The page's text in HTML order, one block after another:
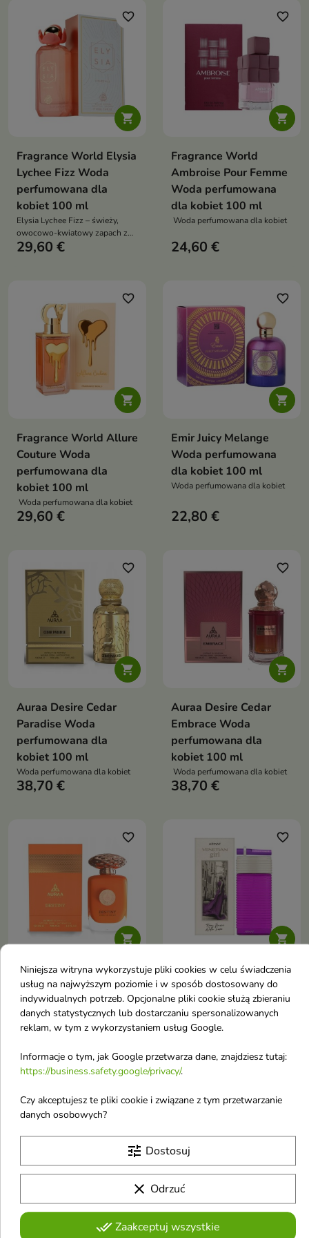

favorite_border
Fragrance World Elysia
Lychee Fizz Woda
perfumowana dla
kobiet 100 ml
Elysia Lychee Fizz – świeży,
owocowo-kwiatowy zapach z
nutą liczi, który łączy soczystą
29,60 €

favorite_border
Fragrance World
Ambroise Pour Femme
Woda perfumowana
dla kobiet 100 ml
Woda perfumowana dla kobiet
24,60 €

favorite_border
Fragrance World Allure
Couture Woda
perfumowana dla
kobiet 100 ml
Woda perfumowana dla kobiet
29,60 €

favorite_border
Emir Juicy Melange
Woda perfumowana
dla kobiet 100 ml
Woda perfumowana dla kobiet
22,80 €

favorite_border
Auraa Desire Cedar
Paradise Woda
perfumowana dla
kobiet 100 ml
Woda perfumowana dla kobiet
38,70 €

favorite_border
Auraa Desire Cedar
Embrace Woda
perfumowana dla
kobiet 100 ml
Woda perfumowana dla kobiet
38,70 €

favorite_border
Auraa Desire Cedar
Destiny Woda
perfumowana dla
kobiet 100 ml
32,80 €

favorite_border
Armaf Venetian Girl
from Venice with Love
Woda perfumowana
dla kobiet 100 ml
20,70 €

favorite_border

favorite_border
Niniejsza witryna wykorzystuje pliki cookies w celu świadczenia
usług na najwyższym poziomie i w sposób dostosowany do
indywidualnych potrzeb. Opcjonalne pliki cookie służą zbieraniu
danych statystycznych lub dostarczaniu spersonalizowanych
reklam, w tym z wykorzystaniem usług Google.
Informacje o tym, jak Google przetwarza dane, znajdziesz tutaj:
https://business.safety.google/privacy/.
Czy akceptujesz te pliki cookie i związane z tym przetwarzanie
danych osobowych?
tune Dostosuj
clear Odrzuć
done_allZaakceptuj wszystkie